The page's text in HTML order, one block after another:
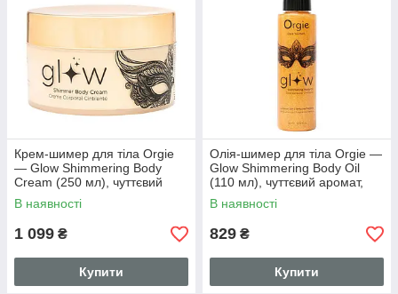
Крем-шимер для тіла Orgie
— Glow Shimmering Body
Cream (250 мл), чуттєвий
аромат, зволоження
В наявності
1 099 ₴
Купити
Олія-шимер для тіла Orgie —
Glow Shimmering Body Oil
(110 мл), чуттєвий аромат,
зволоження
В наявності
829 ₴
Купити